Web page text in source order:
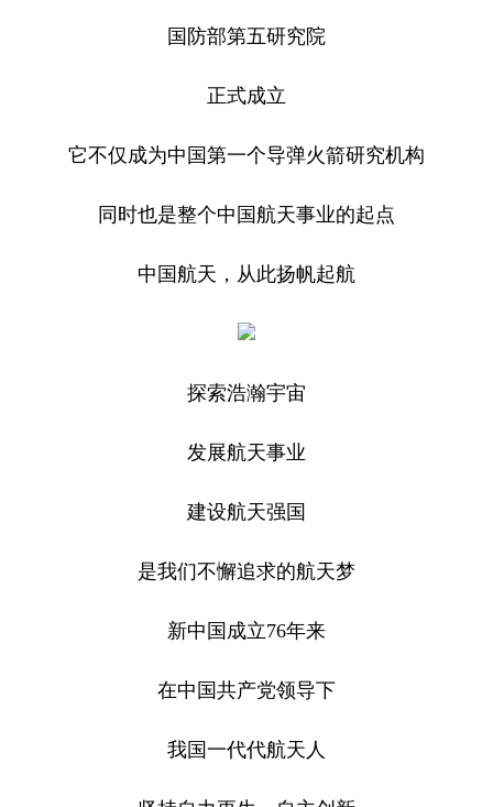
国防部第五研究院
正式成立
它不仅成为中国第一个导弹火箭研究机构
同时也是整个中国航天事业的起点
中国航天，从此扬帆起航
探索浩瀚宇宙
发展航天事业
建设航天强国
是我们不懈追求的航天梦
新中国成立76年来
在中国共产党领导下
我国一代代航天人